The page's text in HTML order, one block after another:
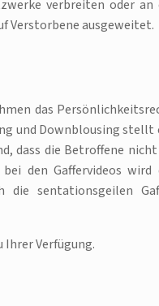
verbreiten oder an
Verstorbene ausgeweitet.
das
und Downblousing stellt
dass die Betroffene
den Gaffervideos wird
die sentationsgeilen
Verfügung.